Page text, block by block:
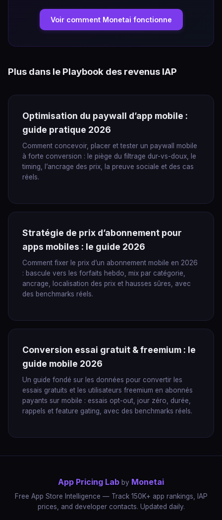
Voir comment Monetai fonctionne
Plus dans le Playbook des revenus IAP
Optimisation du paywall d’app mobile :
guide pratique 2026
Comment concevoir, placer et tester un paywall mobile
à forte conversion : le piège du filtrage dur-vs-doux, le
timing, l’ancrage des prix, la preuve sociale et des cas
réels.
Stratégie de prix d’abonnement pour
apps mobiles : le guide 2026
Comment fixer le prix d’un abonnement mobile en 2026
: bascule vers les forfaits hebdo, mix par catégorie,
ancrage, localisation des prix et hausses sûres, avec
des benchmarks réels.
Conversion essai gratuit & freemium : le
guide mobile 2026
Un guide fondé sur les données pour convertir les
essais gratuits et les utilisateurs freemium en abonnés
payants sur mobile : essais opt-out, jour zéro, durée,
rappels et feature gating, avec des benchmarks réels.
App Pricing Lab by Monetai
Free App Store Intelligence — Track 150K+ app rankings, IAP
prices, and developer contacts. Updated daily.